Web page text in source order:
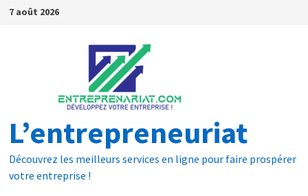
7 août 2026
L’entrepreneuriat
Découvrez les meilleurs services en ligne pour faire prospérer
votre entreprise !